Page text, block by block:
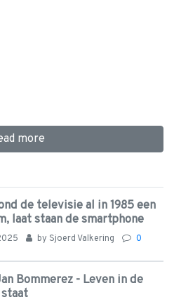
more
de televisie al in 1985 een
laat staan de smartphone
by Sjoerd Valkering
0
Bommerez - Leven in de